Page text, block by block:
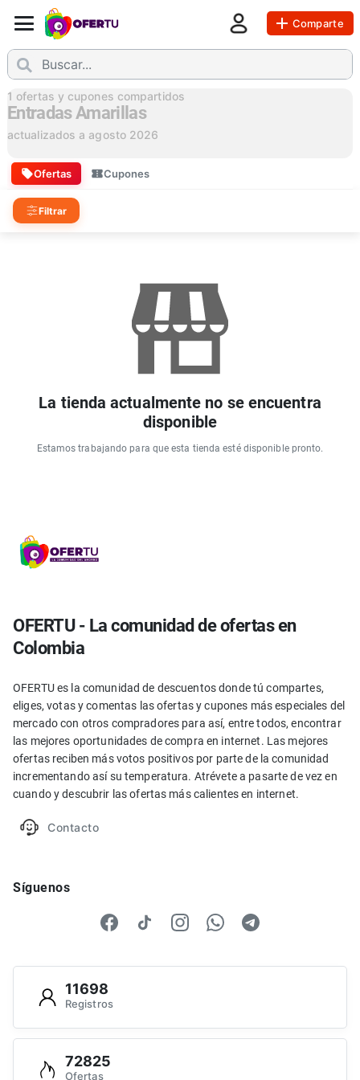
Comparte
1 ofertas y cupones compartidos
Entradas Amarillas
actualizados a agosto 2026
Ofertas Cupones
Filtrar
La tienda actualmente no se encuentra
disponible
Estamos trabajando para que esta tienda esté disponible pronto.
OFERTU - La comunidad de ofertas en
Colombia
OFERTU es la comunidad de descuentos donde tú compartes,
eliges, votas y comentas las ofertas y cupones más especiales del
mercado con otros compradores para así, entre todos, encontrar
las mejores oportunidades de compra en internet. Las mejores
ofertas reciben más votos positivos por parte de la comunidad
incrementando así su temperatura. Atrévete a pasarte de vez en
cuando y descubrir las ofertas más calientes en internet.
Contacto
Síguenos
11698
Registros
72825
Ofertas